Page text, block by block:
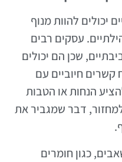
יכולים להוות מנוף
עסקים רבים
שכן הם יכולים
חיוביים עם
הנחות או הטבות
דבר שמגביר את
כגון חומרים